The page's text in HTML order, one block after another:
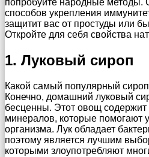
попробуйте народные методы.
способов укрепления
защитит вас от простуды или
Откройте для себя свойства
1. Луковый сироп
Какой самый популярный
Конечно, домашний луковый
бесценны. Этот овощ
минералов, которые помогают
организма. Лук обладает
поэтому является лучшим
которыми злоупотребляют